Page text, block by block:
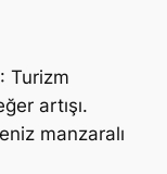
: Turizm
artışı.
manzaralı